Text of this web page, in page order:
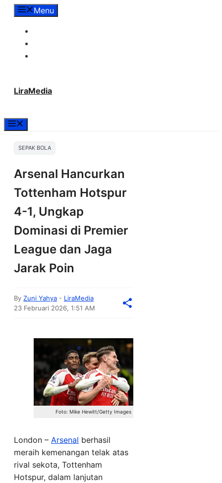
LangsungMenu
LiraMedia
SEPAK BOLA
Arsenal Hancurkan
Tottenham Hotspur
4-1, Ungkap
Dominasi di Premier
League dan Jaga
Jarak Poin
By Zuni Yahya - LiraMedia
23 Februari 2026, 1:51 AM
Foto: Mike Hewitt/Getty Images
London – Arsenal berhasil
meraih kemenangan telak atas
rival sekota, Tottenham
Hotspur, dalam lanjutan